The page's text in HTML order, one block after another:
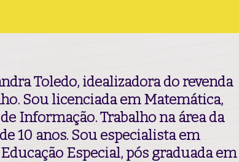
Toledo, idealizadora do revenda
Sou licenciada em Matemática,
Informação. Trabalho na área da
10 anos. Sou especialista em
Especial, pós graduada em